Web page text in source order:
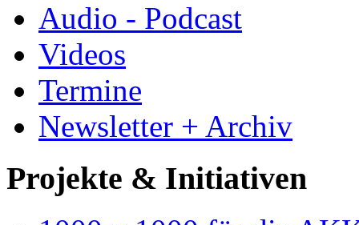
Audio - Podcast
Videos
Termine
Newsletter + Archiv
Projekte & Initiativen